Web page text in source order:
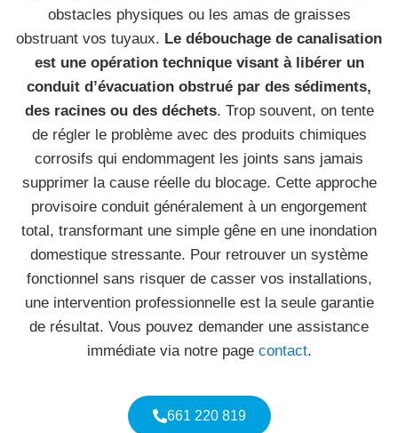
obstacles physiques ou les amas de graisses
obstruant vos tuyaux. Le débouchage de canalisation
est une opération technique visant à libérer un
conduit d’évacuation obstrué par des sédiments,
des racines ou des déchets. Trop souvent, on tente
de régler le problème avec des produits chimiques
corrosifs qui endommagent les joints sans jamais
supprimer la cause réelle du blocage. Cette approche
provisoire conduit généralement à un engorgement
total, transformant une simple gêne en une inondation
domestique stressante. Pour retrouver un système
fonctionnel sans risquer de casser vos installations,
une intervention professionnelle est la seule garantie
de résultat. Vous pouvez demander une assistance
immédiate via notre page contact.
661 220 819